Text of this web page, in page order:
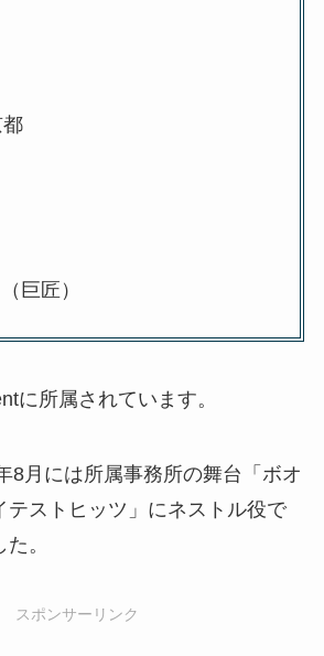
巨匠）
に所属されています。
8月には所属事務所の舞台「ボオ
テストヒッツ」にネストル役で
。
スポンサーリンク